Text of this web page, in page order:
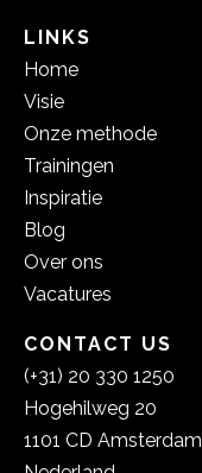
LINKS
Home
Visie
Onze methode
Trainingen
Inspiratie
Blog
Over ons
Vacatures
CONTACT US
(+31) 20 330 1250
Hogehilweg 20
1101 CD Amsterdam